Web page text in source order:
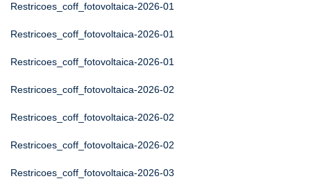
Restricoes_coff_fotovoltaica-2026-01
Restricoes_coff_fotovoltaica-2026-01
Restricoes_coff_fotovoltaica-2026-01
Restricoes_coff_fotovoltaica-2026-02
Restricoes_coff_fotovoltaica-2026-02
Restricoes_coff_fotovoltaica-2026-02
Restricoes_coff_fotovoltaica-2026-03